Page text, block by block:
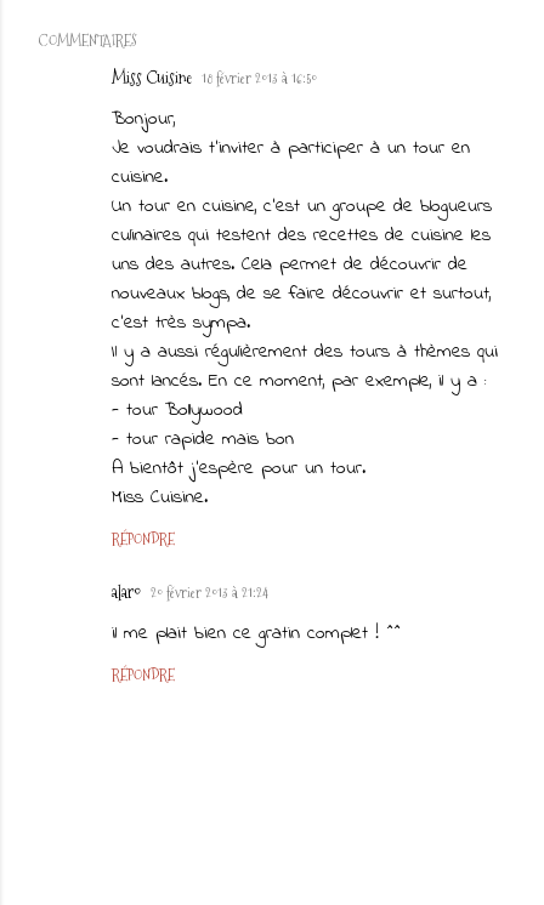
COMMENTAIRES
Miss Cuisine 18 février 2013 à 16:50
Bonjour,
Je voudrais t'inviter à participer à un tour en
cuisine.
Un tour en cuisine, c'est un groupe de blogueurs
culinaires qui testent des recettes de cuisine les
uns des autres. Cela permet de découvrir de
nouveaux blogs, de se faire découvrir et surtout,
c'est très sympa.
Il y a aussi régulièrement des tours à thèmes qui
sont lancés. En ce moment, par exemple, il y a :
- tour Bollywood
- tour rapide mais bon
A bientôt j'espère pour un tour.
Miss Cuisine.
RÉPONDRE
alaro 20 février 2013 à 21:24
il me plait bien ce gratin complet ! ^^
RÉPONDRE